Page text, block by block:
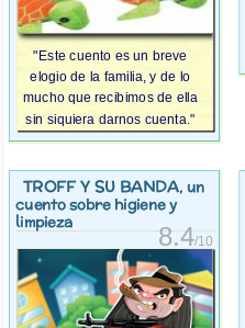
"Este cuento es un breve
elogio de la familia, y de lo
mucho que recibimos de ella
sin siquiera darnos cuenta."
TROFF Y SU BANDA, un
cuento sobre higiene y
limpieza
8.4/10